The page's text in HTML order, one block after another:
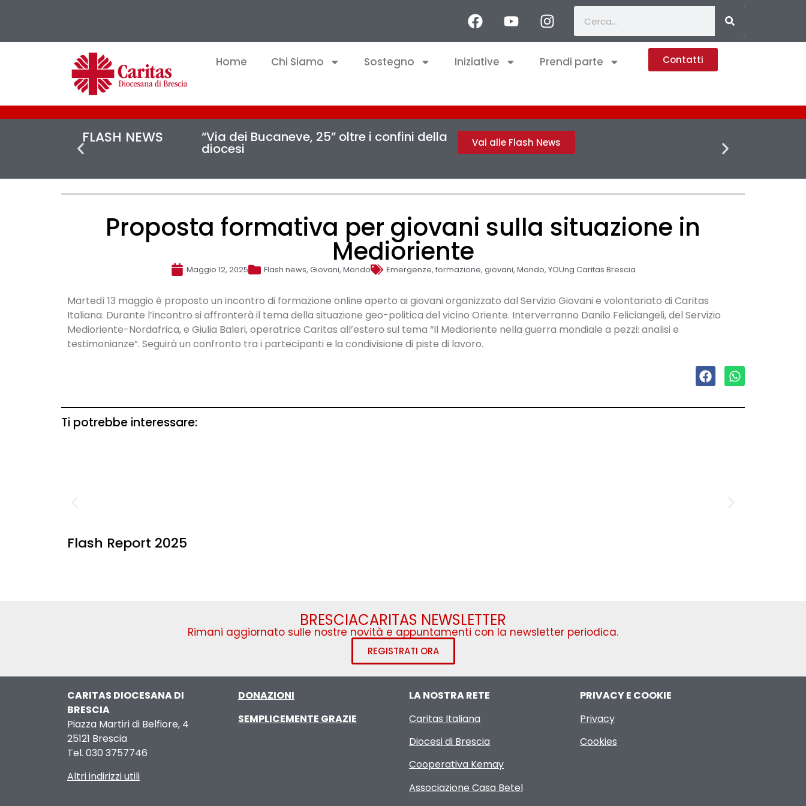
Home Chi Siamo Sostegno Iniziative Prendi parte Contatti
FLASH NEWS “Via dei Bucaneve, 25” oltre i confini della
diocesi Vai alle Flash News
Proposta formativa per giovani sulla situazione in
Medioriente
Maggio 12, 2025 Flash news, Giovani, Mondo Emergenze, formazione, giovani, Mondo, YOUng Caritas Brescia
Martedì 13 maggio è proposto un incontro di formazione online aperto ai giovani organizzato dal Servizio Giovani e volontariato di Caritas
Italiana. Durante l’incontro si affronterà il tema della situazione geo-politica del vicino Oriente. Interverranno Danilo Feliciangeli, del Servizio
Medioriente-Nordafrica, e Giulia Baleri, operatrice Caritas all’estero sul tema “Il Medioriente nella guerra mondiale a pezzi: analisi e
testimonianze”. Seguirà un confronto tra i partecipanti e la condivisione di piste di lavoro.
Ti potrebbe interessare:
Flash Report 2025
BRESCIACARITAS NEWSLETTER
Rimani aggiornato sulle nostre novità e appuntamenti con la newsletter periodica.
REGISTRATI ORA
CARITAS DIOCESANA DI
BRESCIA
Piazza Martiri di Belfiore, 4
25121 Brescia
Tel. 030 3757746
Altri indirizzi utili
DONAZIONI
SEMPLICEMENTE GRAZIE
LA NOSTRA RETE
Caritas Italiana
Diocesi di Brescia
Cooperativa Kemay
Associazione Casa Betel
PRIVACY E COOKIE
Privacy
Cookies